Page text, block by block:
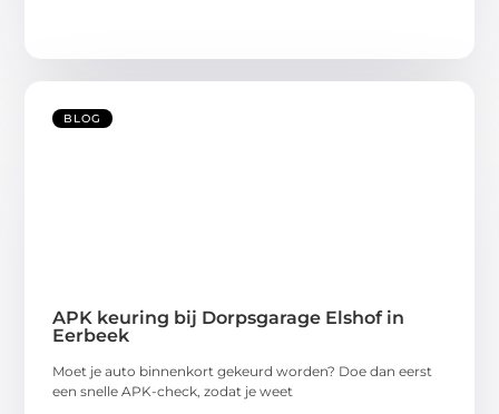
BLOG
APK keuring bij Dorpsgarage Elshof in
Eerbeek
Moet je auto binnenkort gekeurd worden? Doe dan eerst
een snelle APK-check, zodat je weet